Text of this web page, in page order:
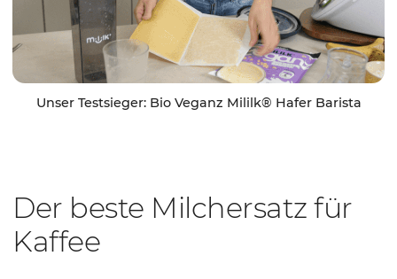
Unser Testsieger: Bio Veganz Mililk® Hafer Barista
Der beste Milchersatz für
Kaffee